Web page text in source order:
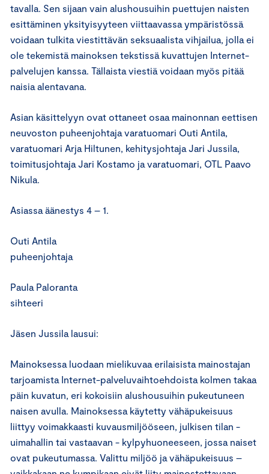
tavalla. Sen sijaan vain alushousuihin puettujen naisten
esittäminen yksityisyyteen viittaavassa ympäristössä
voidaan tulkita viestittävän seksuaalista vihjailua, jolla ei
ole tekemistä mainoksen tekstissä kuvattujen Internet-
palvelujen kanssa. Tällaista viestiä voidaan myös pitää
naisia alentavana.
Asian käsittelyyn ovat ottaneet osaa mainonnan eettisen
neuvoston puheenjohtaja varatuomari Outi Antila,
varatuomari Arja Hiltunen, kehitysjohtaja Jari Jussila,
toimitusjohtaja Jari Kostamo ja varatuomari, OTL Paavo
Nikula.
Asiassa äänestys 4 – 1.
Outi Antila
puheenjohtaja
Paula Paloranta
sihteeri
Jäsen Jussila lausui:
Mainoksessa luodaan mielikuvaa erilaisista mainostajan
tarjoamista Internet-palveluvaihtoehdoista kolmen takaa
päin kuvatun, eri kokoisiin alushousuihin pukeutuneen
naisen avulla. Mainoksessa käytetty vähäpukeisuus
liittyy voimakkaasti kuvausmiljööseen, julkisen tilan -
uimahallin tai vastaavan - kylpyhuoneeseen, jossa naiset
ovat pukeutumassa. Valittu miljöö ja vähäpukeisuus –